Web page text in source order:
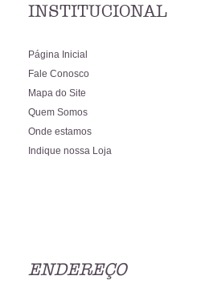
INSTITUCIONAL
Página Inicial
Fale Conosco
Mapa do Site
Quem Somos
Onde estamos
Indique nossa Loja
ENDEREÇO